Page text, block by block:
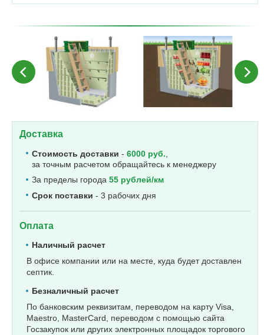
Доставка
Стоимость доставки - 6000 руб.
за точным расчетом обращайтесь к менеджеру
За пределы города 55 рублей/км
Срок поставки - 3 рабочих дня
Оплата
Наличный расчет
В офисе компании или на месте, куда будет доставлен
септик.
Безналичный расчет
По банковским реквизитам, переводом на карту Visa,
Maestro, MasterCard, переводом с помощью сайта
Госзакупок или других электронных площадок торгового